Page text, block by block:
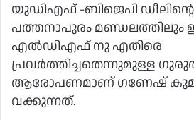
യുഡിഎഫ് -ബിജെപി
പത്തനാപുരം മണ്ഡലത്തിലും
എൽഡിഎഫ് നു എതിരെ
പ്രവർത്തിച്ചതെന്നുമുള്ള
ആരോപണമാണ് ഗണേഷ്
വക്കുന്നത്.